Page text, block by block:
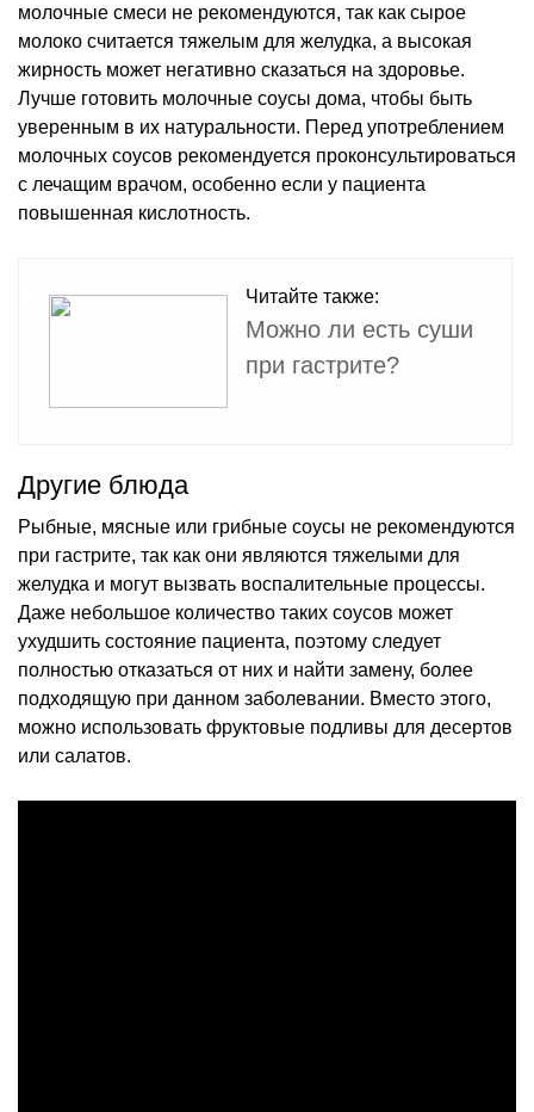
молочные смеси не рекомендуются, так как сырое
молоко считается тяжелым для желудка, а высокая
жирность может негативно сказаться на здоровье.
Лучше готовить молочные соусы дома, чтобы быть
уверенным в их натуральности. Перед употреблением
молочных соусов рекомендуется проконсультироваться
с лечащим врачом, особенно если у пациента
повышенная кислотность.
Читайте также:
Можно ли есть суши
при гастрите?
Другие блюда
Рыбные, мясные или грибные соусы не рекомендуются
при гастрите, так как они являются тяжелыми для
желудка и могут вызвать воспалительные процессы.
Даже небольшое количество таких соусов может
ухудшить состояние пациента, поэтому следует
полностью отказаться от них и найти замену, более
подходящую при данном заболевании. Вместо этого,
можно использовать фруктовые подливы для десертов
или салатов.